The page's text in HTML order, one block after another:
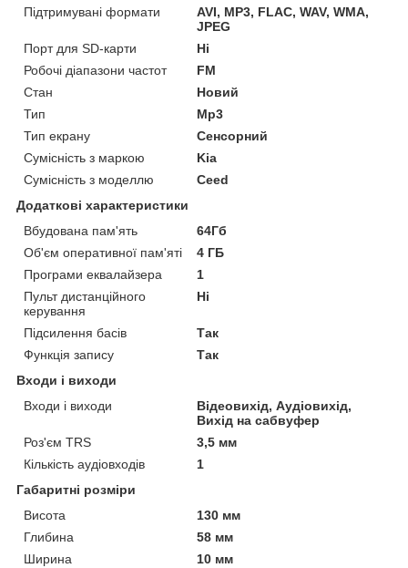
Підтримувані формати
AVI, MP3, FLAC, WAV, WMA,
JPEG
Порт для SD-карти
Ні
Робочі діапазони частот
FM
Стан
Новий
Тип
Mp3
Тип екрану
Сенсорний
Сумісність з маркою
Kia
Сумісність з моделлю
Ceed
Додаткові характеристики
Вбудована пам'ять
64Гб
Об'єм оперативної пам'яті
4 ГБ
Програми еквалайзера
1
Пульт дистанційного
керування
Ні
Підсилення басів
Так
Функція запису
Так
Входи і виходи
Входи і виходи
Відеовихід, Аудіовихід,
Вихід на сабвуфер
Роз'єм TRS
3,5 мм
Кількість аудіовходів
1
Габаритні розміри
Висота
130 мм
Глибина
58 мм
Ширина
10 мм